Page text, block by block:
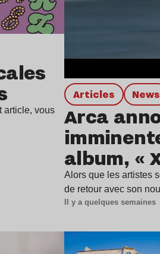
article, vous
Articles news
Arca
album, «
Alors que les artistes
de retour avec son
Il y a quelques semaines